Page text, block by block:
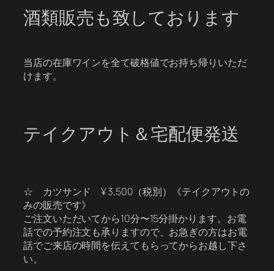
酒類販売も致しております
当店の在庫ワインを全て破格値でお持ち帰りいただ
けます。
テイクアウト＆宅配便発送
☆ カツサンド ¥ 3,500（税別）《テイクアウトの
みの販売です》
ご注文いただいてから10分〜15分掛かります。お電
話での予約注文も承りますので、お急ぎの方はお電
話でご来店の時間を伝えてもらってからお越し下さ
い。